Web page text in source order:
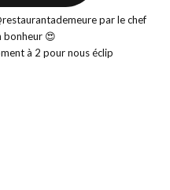
à 2 pour nous éclip